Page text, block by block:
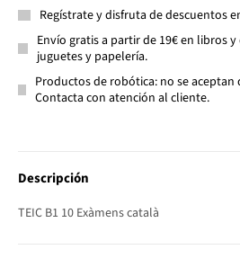
Regístrate y disfruta de descuentos
Envío gratis a partir de 19€ en libros
juguetes y papelería.
Productos de robótica: no se
Contacta con atención al cliente.
Descripción
TEIC B1 10 Exàmens català